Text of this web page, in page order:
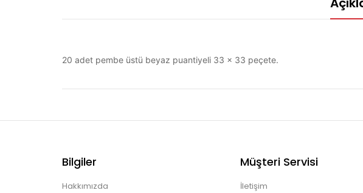
20 adet pembe üstü beyaz puantiyeli 33 x 33 peçete.
Bilgiler
Hakkımızda
Müşteri Servisi
İletişim